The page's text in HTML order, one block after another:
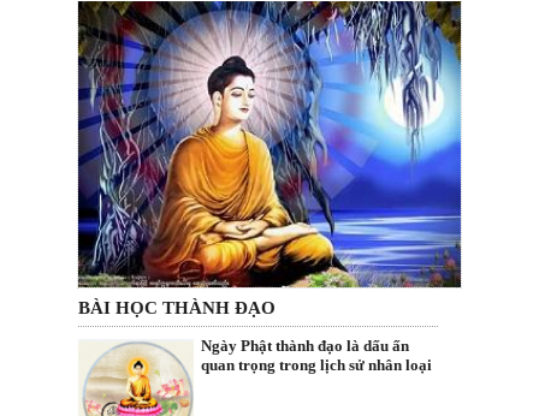
BÀI HỌC THÀNH ĐẠO
Ngày Phật thành đạo là dấu ấn
quan trọng trong lịch sử nhân loại